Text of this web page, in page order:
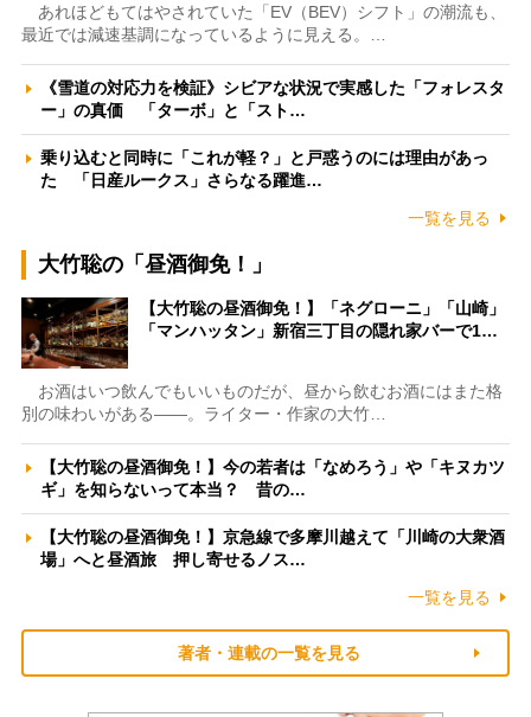
あれほどもてはやされていた「EV（BEV）シフト」の潮流も、
最近では減速基調になっているように見える。…
《雪道の対応力を検証》シビアな状況で実感した「フォレスタ
ー」の真価 「ターボ」と「スト…
乗り込むと同時に「これが軽？」と戸惑うのには理由があっ
た 「日産ルークス」さらなる躍進…
一覧を見る
大竹聡の「昼酒御免！」
【大竹聡の昼酒御免！】「ネグローニ」「山崎」
「マンハッタン」新宿三丁目の隠れ家バーで1…
お酒はいつ飲んでもいいものだが、昼から飲むお酒にはまた格
別の味わいがある――。ライター・作家の大竹…
【大竹聡の昼酒御免！】今の若者は「なめろう」や「キヌカツ
ギ」を知らないって本当？ 昔の…
【大竹聡の昼酒御免！】京急線で多摩川越えて「川崎の大衆酒
場」へと昼酒旅 押し寄せるノス…
一覧を見る
著者・連載の一覧を見る